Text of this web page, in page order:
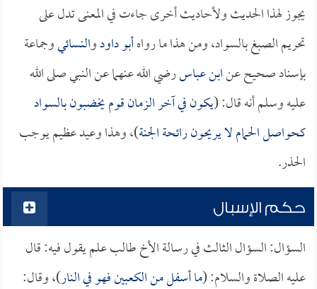
يجوز لهذا الحديث ولأحاديث أخرى جاءت في المعنى تدل على
تحريم الصبغ بالسواد، ومن هذا ما رواهأبو داودوالنسائيوجماعة
بإسناد صحيح عنابن عباسرضي الله عنهما عن النبي صلى الله
عليه وسلم أنه قال: (يكون في آخر الزمان قوم يخضبون بالسواد
كحواصل الحمام لا يريحون رائحة الجنة)، وهذا وعيد عظيم يوجب
الحذر.
حكم الإسبال
السؤال: السؤال الثالث في رسالة الأخ طالب علم يقول فيه: قال
عليه الصلاة والسلام: (ما أسفل من الكعبين فهو في النار)، وقال: